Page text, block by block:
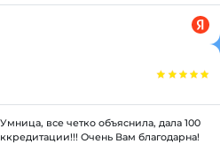
все четко объяснила, дала 100
Очень Вам благодарна!